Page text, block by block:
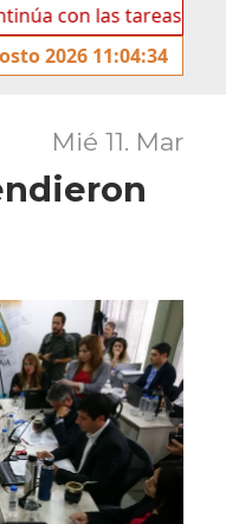
las tareas de
2026 11:04:34
Mié 11. Mar